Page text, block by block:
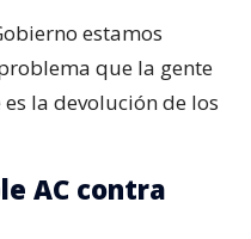
estamos
que la gente
la devolución de los
AC contra